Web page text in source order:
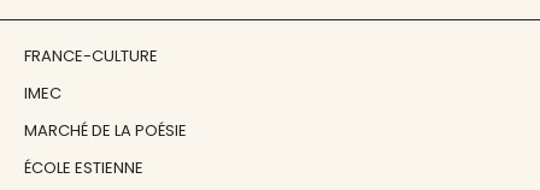
FRANCE-CULTURE
IMEC
MARCHÉ DE LA POÉSIE
ÉCOLE ESTIENNE